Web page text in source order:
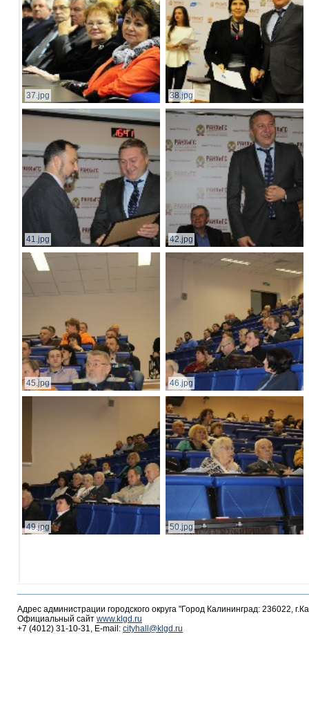
37.jpg 38.jpg
41.jpg 42.jpg
45.jpg 46.jpg
49.jpg 50.jpg
Адрес администрации городского округа "Город Калининград: 236022,
Официальный сайт www.klgd.ru
+7 (4012) 31-10-31, E-mail: cityhall@klgd.ru